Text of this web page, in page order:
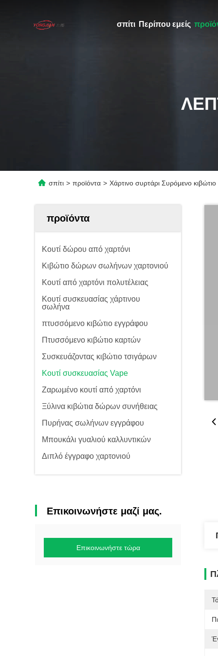
σπίτι Περίπου εμείς
σπίτι > προϊόντα > Χάρτινο συρτάρι Συρόμενο
προϊόντα
Κουτί δώρου από χαρτόνι
Κιβώτιο δώρων σωλήνων χαρτονιού
Κουτί από χαρτόνι πολυτέλειας
Κουτί συσκευασίας χάρτινου
σωλήνα
πτυσσόμενο κιβώτιο εγγράφου
Πτυσσόμενο κιβώτιο καρτών
Συσκευάζοντας κιβώτιο τσιγάρων
Κουτί συσκευασίας Vape
Ζαρωμένο κουτί από χαρτόνι
Ξύλινα κιβώτια δώρων συνήθειας
Πυρήνας σωλήνων εγγράφου
Μπουκάλι γυαλιού καλλυντικών
Διπλό έγγραφο χαρτονιού
Επικοινωνήστε μαζί μας.
Επικοινωνήστε τώρα